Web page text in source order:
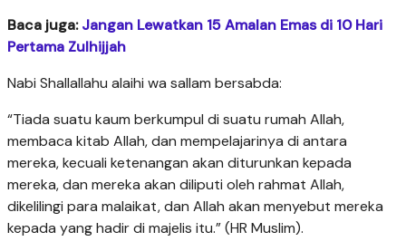
Baca juga:Jangan Lewatkan 15 Amalan Emas di 10 Hari
Pertama Zulhijjah
Nabi Shallallahu alaihi wa sallam bersabda:
“Tiada suatu kaum berkumpul di suatu rumah Allah,
membaca kitab Allah, dan mempelajarinya di antara
mereka, kecuali ketenangan akan diturunkan kepada
mereka, dan mereka akan diliputi oleh rahmat Allah,
dikelilingi para malaikat, dan Allah akan menyebut mereka
kepada yang hadir di majelis itu.” (HR Muslim).